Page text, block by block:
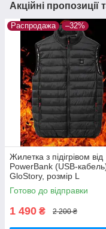
Акційні пропозиції
Распродажа –32%
Жилетка з підігрівом від
PowerBank (USB-
GloStory, розмір L
Готово до відправки
1 490 ₴ 2 200 ₴